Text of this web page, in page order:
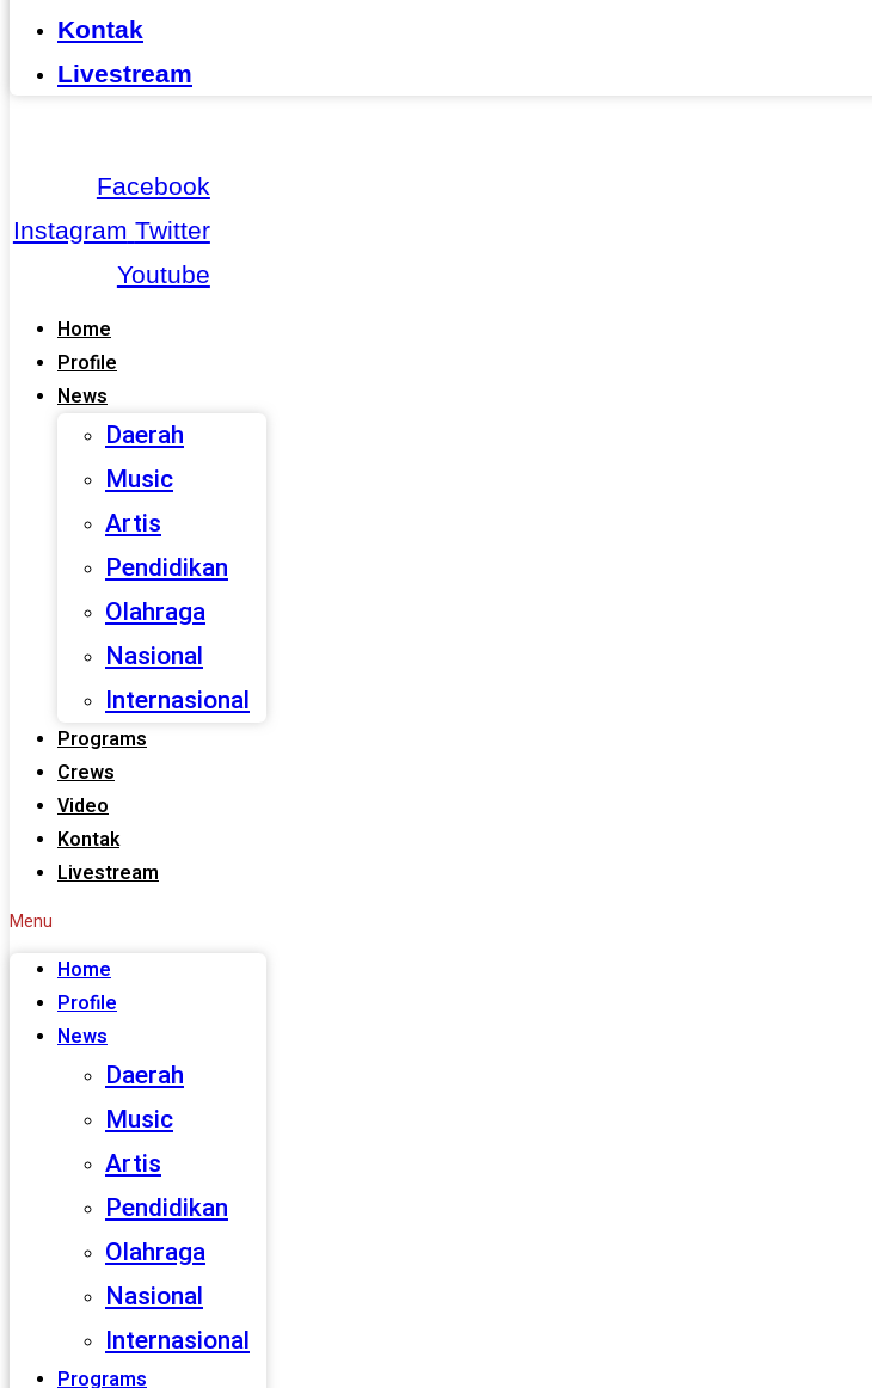
Kontak
Livestream
Facebook
Instagram Twitter
Youtube
Home
Profile
News
Daerah
Music
Artis
Pendidikan
Olahraga
Nasional
Internasional
Programs
Crews
Video
Kontak
Livestream
Menu
Home
Profile
News
Daerah
Music
Artis
Pendidikan
Olahraga
Nasional
Internasional
Programs